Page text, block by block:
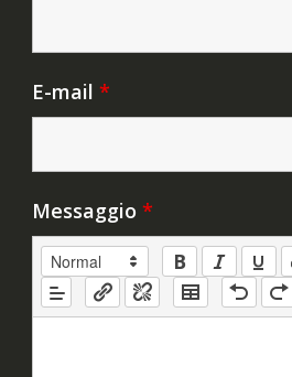
E-mail *
Messaggio *